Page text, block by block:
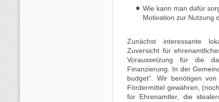
Wie kann man dafür
Motivation zur Nutzung
Zunächst interessante
Zuversicht für
Voraussetzung für die
Finanzierung. In der
budget“. Wir benötigen
Fördermittel gewähren,
für Ehrenamtler, die